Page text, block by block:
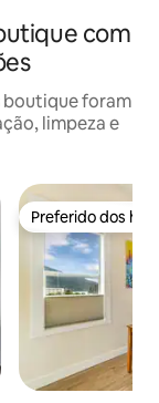
com
boutique foram
limpeza e
Preferido dos
Preferido dos